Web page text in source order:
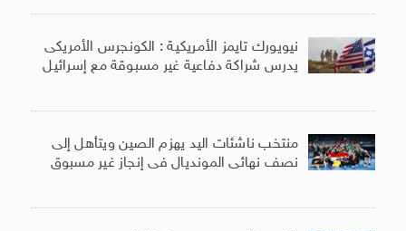
نيويورك تايمز الأمريكية : الكونجرس الأمريكى
يدرس شراكة دفاعية غير مسبوقة مع إسرائيل
منتخب ناشئات اليد يهزم الصين ويتأهل إلى
نصف نهائى المونديال فى إنجاز غير مسبوق